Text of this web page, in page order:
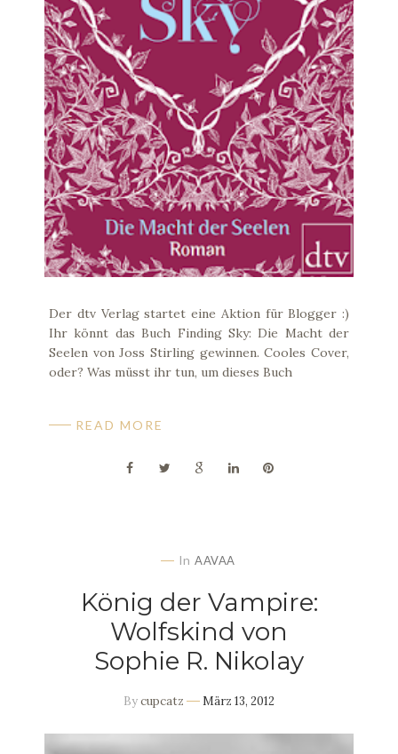
Der dtv Verlag startet eine Aktion für Blogger :)
Ihr könnt das Buch Finding Sky: Die Macht der
Seelen von Joss Stirling gewinnen. Cooles Cover,
oder? Was müsst ihr tun, um dieses Buch
READ MORE
In AAVAA
König der Vampire:
Wolfskind von
Sophie R. Nikolay
Bycupcatz März 13, 2012